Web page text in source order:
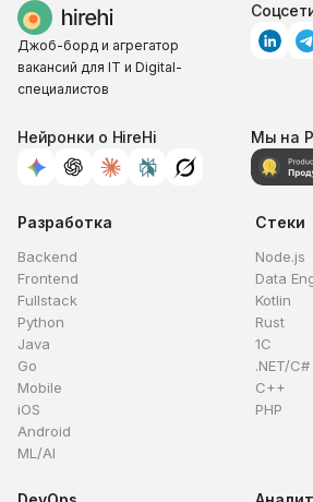
Джоб-борд и агрегатор
вакансий для IT и Digital-
специалистов
Нейронки о HireHi Мы на
Разработка
Backend
Frontend
Fullstack
Python
Java
Go
Mobile
iOS
Android
ML/AI
Стеки
Node.js
Data
Kotlin
Rust
1C
.NET/C#
C++
PHP